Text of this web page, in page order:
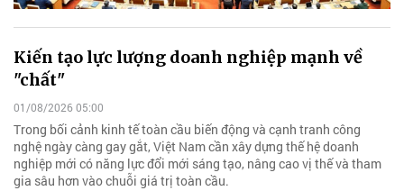
Kiến tạo lực lượng doanh nghiệp mạnh về
"chất"
01/08/2026 05:00
Trong bối cảnh kinh tế toàn cầu biến động và cạnh tranh công
nghệ ngày càng gay gắt, Việt Nam cần xây dựng thế hệ doanh
nghiệp mới có năng lực đổi mới sáng tạo, nâng cao vị thế và tham
gia sâu hơn vào chuỗi giá trị toàn cầu.